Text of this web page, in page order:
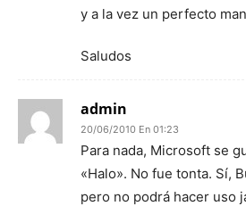
y a la vez un perfecto
Saludos
admin
20/06/2010 En 01:23
Para nada, Microsoft se
«Halo». No fue tonta. Sí,
pero no podrá hacer uso